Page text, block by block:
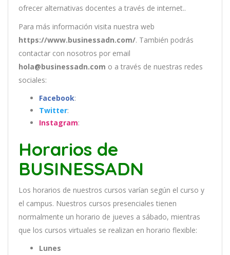
ofrecer alternativas docentes a través de internet..
Para más información visita nuestra web
https://www.businessadn.com/. También podrás
contactar con nosotros por email
hola@businessadn.com o a través de nuestras redes
sociales:
Facebook:
Twitter:
Instagram:
Horarios de
BUSINESSADN
Los horarios de nuestros cursos varían según el curso y
el campus. Nuestros cursos presenciales tienen
normalmente un horario de jueves a sábado, mientras
que los cursos virtuales se realizan en horario flexible:
Lunes